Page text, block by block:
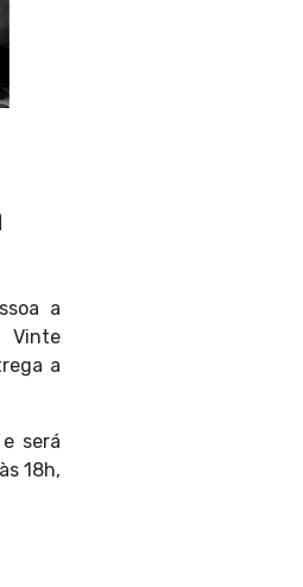
a
Vinte
a
será
18h,